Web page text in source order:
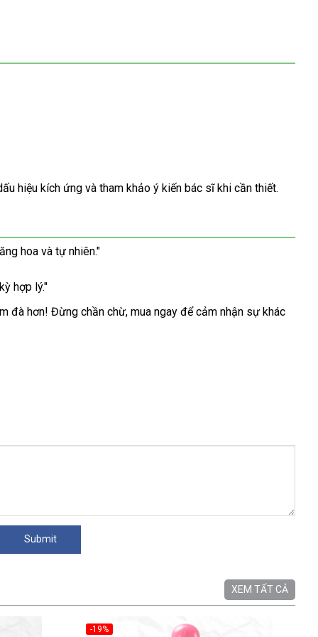
hiệu kích ứng và tham khảo ý kiến bác sĩ khi cần thiết.
hoa và tự nhiên."
hợp lý."
đà hơn! Đừng chần chừ, mua ngay để cảm nhận sự khác
XEM TẤT CẢ
-19%